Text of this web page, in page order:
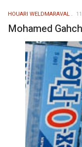
HOUARI WELDMARAVAL
Mohamed